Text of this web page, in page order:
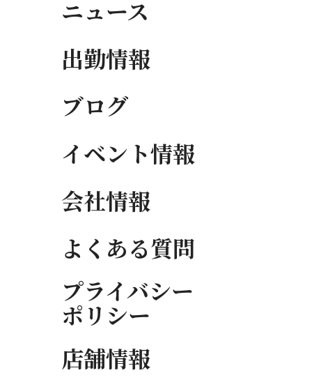
ニュース
出勤情報
ブログ
イベント情報
会社情報
よくある質問
プライバシー
ポリシー
店舗情報